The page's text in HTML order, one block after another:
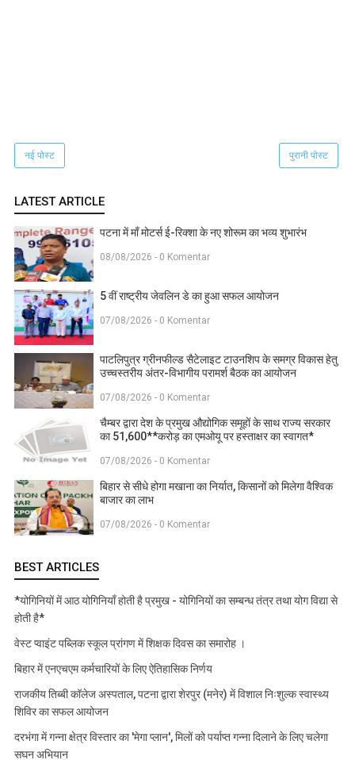
नई पोस्ट पुरानी पोस्ट
LATEST ARTICLE
पटना में माँ मोटर्स ई-रिक्शा के नए शोरूम का भव्य शुभारंभ
08/08/2026 - 0 Komentar
5 वीं राष्ट्रीय जेवलिन डे का हुआ सफल आयोजन
07/08/2026 - 0 Komentar
पाटलिपुत्र ग्रीनफील्ड सैटेलाइट टाउनशिप के समग्र विकास हेतु
उच्चस्तरीय अंतर-विभागीय परामर्श बैठक का आयोजन
07/08/2026 - 0 Komentar
चैम्बर द्वारा देश के प्रमुख औद्योगिक समूहों के साथ राज्य सरकार
का 51,600**करोड़ का एमओयू पर हस्ताक्षर का स्वागत*
07/08/2026 - 0 Komentar
बिहार से सीधे होगा मखाना का निर्यात, किसानों को मिलेगा वैश्विक
बाजार का लाभ
07/08/2026 - 0 Komentar
BEST ARTICLES
*योगिनियों में आठ योगिनियाँ होती है प्रमुख - योगिनियों का सम्बन्ध तंत्र तथा योग विद्या से
होती है*
वेस्ट प्वाइंट पब्लिक स्कूल प्रांगण में शिक्षक दिवस का समारोह ।
बिहार में एनएचएम कर्मचारियों के लिए ऐतिहासिक निर्णय
राजकीय तिब्बी कॉलेज अस्पताल, पटना द्वारा शेरपुर (मनेर) में विशाल निःशुल्क स्वास्थ्य
शिविर का सफल आयोजन
दरभंगा में गन्ना क्षेत्र विस्तार का 'मेगा प्लान', मिलों को पर्याप्त गन्ना दिलाने के लिए चलेगा
सघन अभियान